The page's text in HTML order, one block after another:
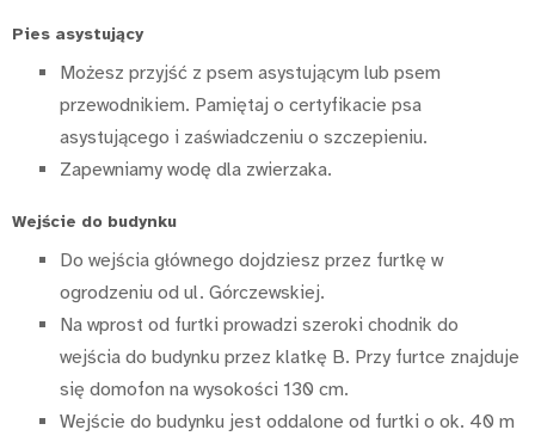
Pies asystujący
Możesz przyjść z psem asystującym lub psem
przewodnikiem. Pamiętaj o certyfikacie psa
asystującego i zaświadczeniu o szczepieniu.
Zapewniamy wodę dla zwierzaka.
Wejście do budynku
Do wejścia głównego dojdziesz przez furtkę w
ogrodzeniu od ul. Górczewskiej.
Na wprost od furtki prowadzi szeroki chodnik do
wejścia do budynku przez klatkę B. Przy furtce znajduje
się domofon na wysokości 130 cm.
Wejście do budynku jest oddalone od furtki o ok. 40 m